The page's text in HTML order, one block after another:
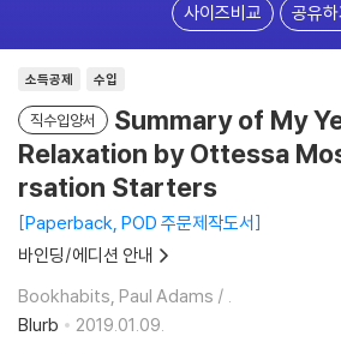
사이즈비교 공유하
소득공제 수입
직수입양서
Summary of My
Relaxation by Ottessa
rsation Starters
Paperback, POD 주문제작도서
바인딩/에디션 안내
Bookhabits, Paul Adams / .
Blurb
2019.01.09.